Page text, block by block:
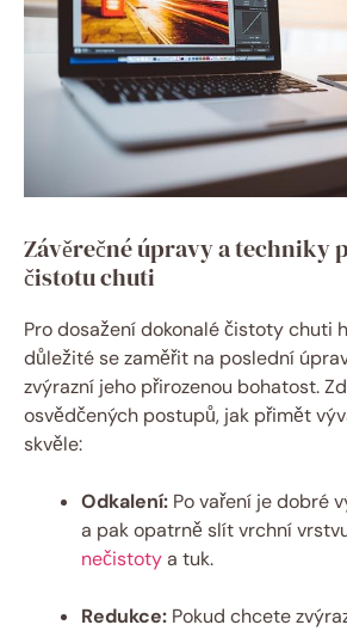
Závěrečné úpravy a techniky
čistotu chuti
Pro dosažení dokonalé čistoty chuti
důležité se zaměřit na poslední
zvýrazní jeho přirozenou bohatost.
osvědčených postupů, jak přimět
skvěle:
Odkalení: Po vaření je dobré
a pak opatrně slít vrchní
nečistotya tuk.
Redukce: Pokud chcete